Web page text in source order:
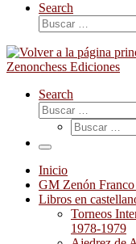
Search
Buscar
Zenonchess Ediciones
Search
Buscar
Buscar
Menú
Inicio
GM Zenón
Libros en
Torneos
1978-1979